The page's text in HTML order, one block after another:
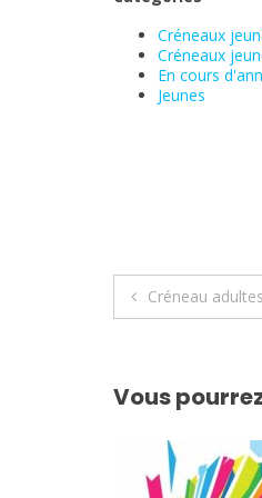
Créneaux
Créneaux
En cours
Jeunes
l’article
Créneau
Vous